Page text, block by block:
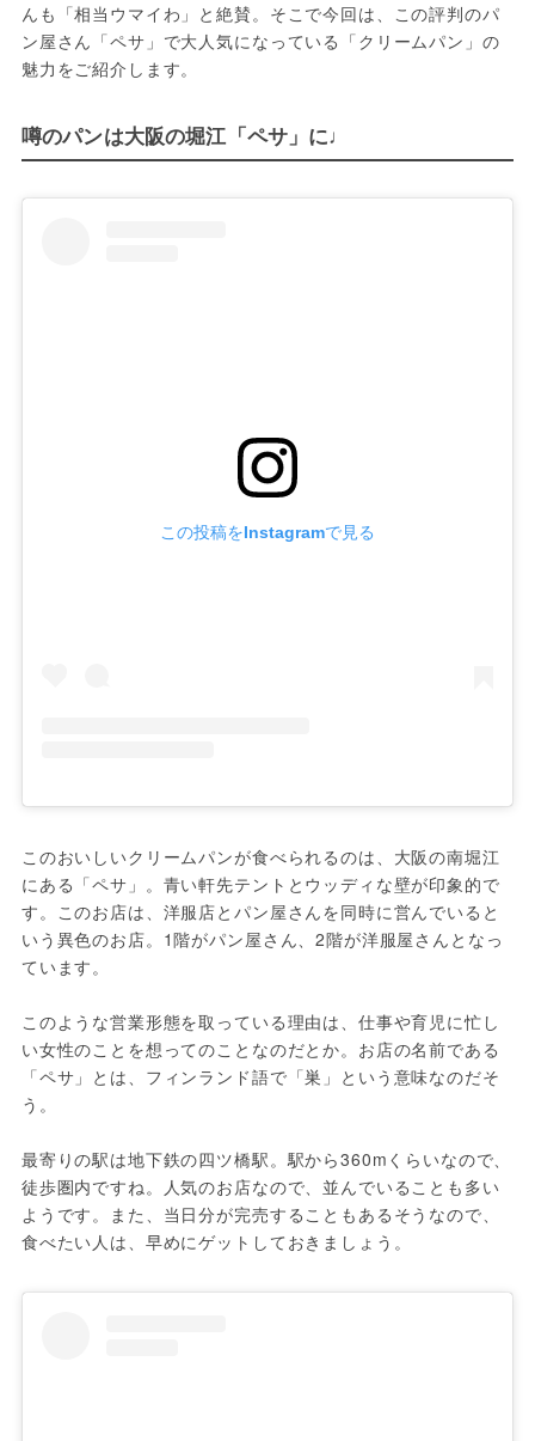
んも「相当ウマイわ」と絶賛。そこで今回は、この評判のパ
ン屋さん「ペサ」で大人気になっている「クリームパン」の
魅力をご紹介します。
噂のパンは大阪の堀江「ペサ」に♩
この投稿をInstagramで見る
このおいしいクリームパンが食べられるのは、大阪の南堀江
にある「ペサ」。青い軒先テントとウッディな壁が印象的で
す。このお店は、洋服店とパン屋さんを同時に営んでいると
いう異色のお店。1階がパン屋さん、2階が洋服屋さんとなっ
ています。
このような営業形態を取っている理由は、仕事や育児に忙し
い女性のことを想ってのことなのだとか。お店の名前である
「ペサ」とは、フィンランド語で「巣」という意味なのだそ
う。
最寄りの駅は地下鉄の四ツ橋駅。駅から360mくらいなので、
徒歩圏内ですね。人気のお店なので、並んでいることも多い
ようです。また、当日分が完売することもあるそうなので、
食べたい人は、早めにゲットしておきましょう。